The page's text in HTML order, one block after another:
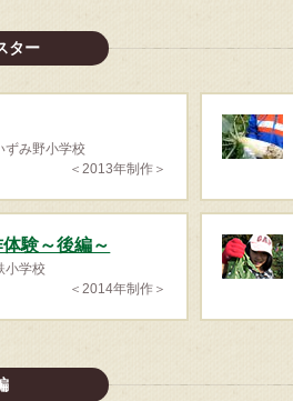
ター
み野小学校
＜2013年制作＞
験～後編～
学校
＜2014年制作＞